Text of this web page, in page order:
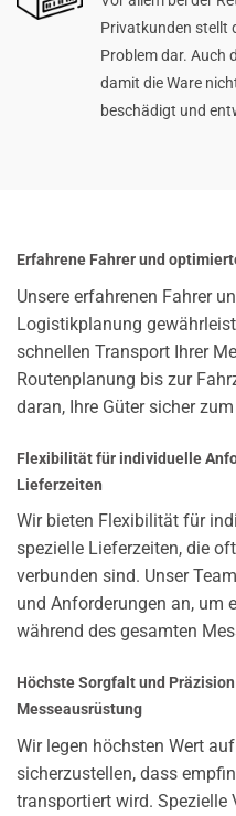
Privatkunden stellt
Problem dar. Auch
damit die Ware
beschädigt und
Erfahrene Fahrer und
Unsere erfahrenen Fahrer
Logistikplanung
schnellen Transport Ihrer
Routenplanung bis zur
daran, Ihre Güter sicher
Flexibilität für individuelle
Lieferzeiten
Wir bieten Flexibilität für
spezielle Lieferzeiten, die
verbunden sind. Unser
und Anforderungen an, um
während des gesamten
Höchste Sorgfalt und
Messeausrüstung
Wir legen höchsten Wert
sicherzustellen, dass
transportiert wird. Spezielle